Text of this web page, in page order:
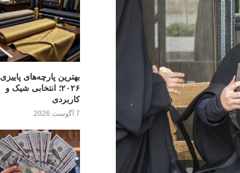
بهترین پارچه‌های پاییزی
۲۰۲۶؛ انتخابی شیک و
کاربردی
7 آگوست 2026